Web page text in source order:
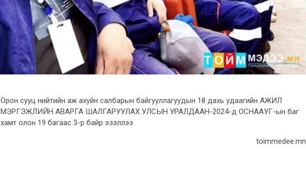
Орон сууц нийтийн аж ахуйн салбарын байгууллагуудын 18 дахь удаагийн АЖИЛ
МЭРГЭЖЛИЙН АВАРГА ШАЛГАРУУЛАХ УЛСЫН УРАЛДААН-2024-д ОСНААУГ-ын баг
хамт олон 19 багаас 3-р байр эзэллээ
toimmedee.mn